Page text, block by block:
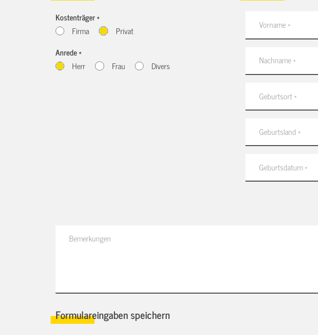
Kostenträger *
Firma
Privat
Anrede *
Herr
Frau Divers
Formulareingaben speichern